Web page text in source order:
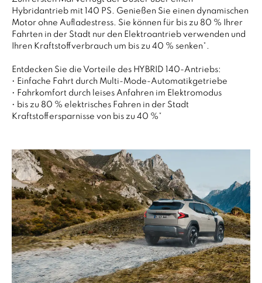
Hybridantrieb mit 140 PS. Genießen Sie einen dynamischen
Motor ohne Aufladestress. Sie können für bis zu 80 % Ihrer
Fahrten in der Stadt nur den Elektroantrieb verwenden und
Ihren Kraftstoffverbrauch um bis zu 40 % senken*.
Entdecken Sie die Vorteile des HYBRID 140-Antriebs:
• Einfache Fahrt durch Multi-Mode-Automatikgetriebe
• Fahrkomfort durch leises Anfahren im Elektromodus
• bis zu 80 % elektrisches Fahren in der Stadt
Kraftstoffersparnisse von bis zu 40 %*